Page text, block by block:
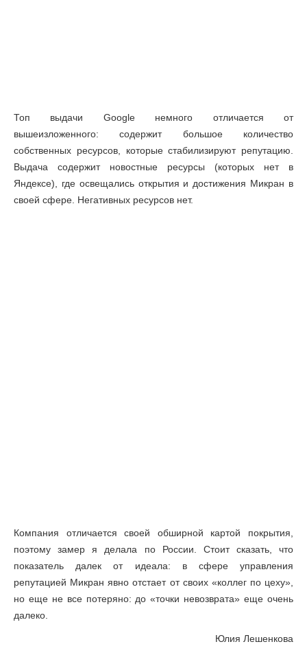
Топ выдачи Google немного отличается от
вышеизложенного: содержит большое количество
собственных ресурсов, которые стабилизируют репутацию.
Выдача содержит новостные ресурсы (которых нет в
Яндексе), где освещались открытия и достижения Микран в
своей сфере. Негативных ресурсов нет.
Компания отличается своей обширной картой покрытия,
поэтому замер я делала по России. Стоит сказать, что
показатель далек от идеала: в сфере управления
репутацией Микран явно отстает от своих «коллег по цеху»,
но еще не все потеряно: до «точки невозврата» еще очень
далеко.
Юлия Лешенкова